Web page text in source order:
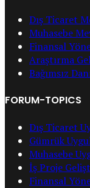
Dış Ticaret
Muhasebe
Finansal
Araştırma
Bağımsız
FORUM-TOPICS
Dış Ticaret
Gümrük
Muhasebe
İş Proje
Finansal